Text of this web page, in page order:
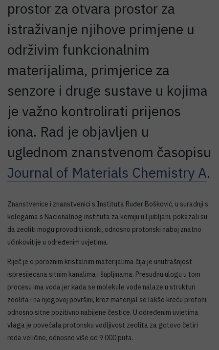
prostor za otvara prostor za
istraživanje njihove primjene u
održivim funkcionalnim
materijalima, primjerice za
senzore i druge sustave u kojima
je važno kontrolirati prijenos
iona. Rad je objavljen u
uglednom znanstvenom časopisu
Journal of Materials Chemistry A.
Znanstvenice i znanstvenici s Instituta Ruđer Bošković, u suradnji s
kolegama s Nacionalnog instituta za kemiju u Ljubljani, pokazali su
da zeoliti mogu provoditi ionski, odnosno protonski naboj znatno
učinkovitije u određenim uvjetima.
Riječ je o poroznim kristalnim materijalima čija je unutrašnjost
ispresijecana sitnim kanalima i šupljinama. Presudnu ulogu u tom
procesu ima voda jer kada se molekule vode nalaze u strukturi
zeolita i na njegovoj površini, kroz materijal se lakše kreću protoni,
odnosno sitne pozitivno nabijene čestice. U određenim uvjetima
vlaga je povećala protonsku vodljivost zeolita za gotovo četiri
reda veličine, odnosno više od 9 000 puta.